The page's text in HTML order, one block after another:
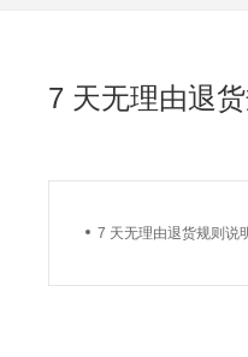
7 天无理由退
7 天无理由退货规则说